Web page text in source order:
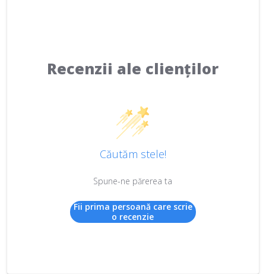
Recenzii ale clienților
Căutăm stele!
Spune-ne părerea ta
Fii prima persoană care scrie
o recenzie